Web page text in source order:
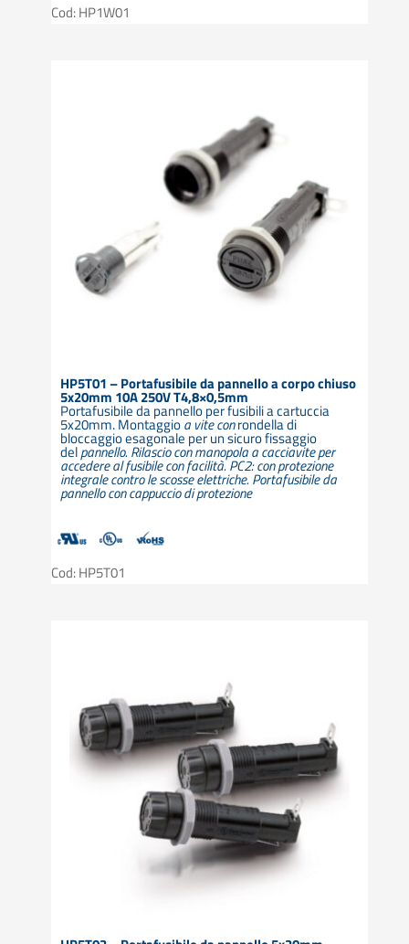
Cod: HP1W01
HP5T01 – Portafusibile da pannello a corpo chiuso
5x20mm 10A 250V T4,8×0,5mm
Portafusibile da pannello per fusibili a cartuccia
5x20mm. Montaggioa vite conrondella di
bloccaggio esagonale per un sicuro fissaggio
delpannello. Rilascio con manopola a cacciavite per
accedere al fusibile con facilità. PC2: con protezione
integrale contro le scosse elettriche. Portafusibile da
pannello con cappuccio di protezione
Cod: HP5T01